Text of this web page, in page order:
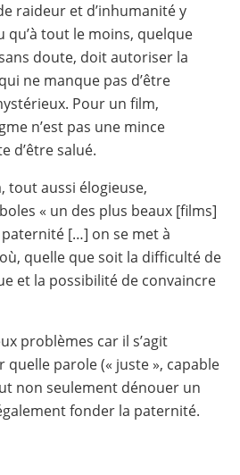
raideur et d’inhumanité y
qu’à tout le moins, quelque
doute, doit autoriser la
ne manque pas d’être
Pour un film,
n’est pas une mince
d’être salué.
tout aussi élogieuse,
« un des plus beaux [films]
[…] on se met à
quelle que soit la difficulté de
et la possibilité de convaincre
problèmes car il s’agit
parole (« juste », capable
non seulement dénouer un
fonder la paternité.